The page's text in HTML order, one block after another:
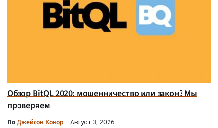
Обзор BitQL 2020: мошенничество или закон? Мы
проверяем
По Джейсон Конор Август 3, 2026